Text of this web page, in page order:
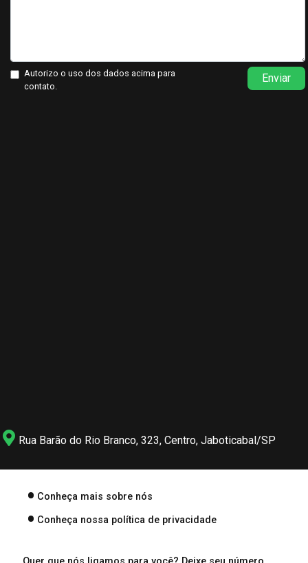
Autorizo o uso dos dados acima para
contato.
Enviar
Rua Barão do Rio Branco, 323, Centro, Jaboticabal/SP
Conheça mais sobre nós
Conheça nossa política de privacidade